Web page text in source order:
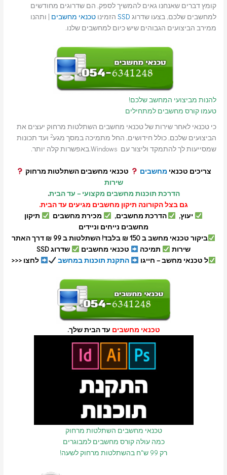
קומץ דברים שאנחנו גאים להמשיך לספק, הם שדרוגים מחודשים
למחשבים שלכם, בצעו שדרוג SSD הזמינוטכנאי מחשבים | ותהנו
ממירב הביצועים הגבוהים שיש כיום למחשבים שלנו.
להנות מביצועי המחשב שלכם!
טעמו קורס מחשבים למתחילים
כי טכנאי לאחר שירות של טכנאי מחשבים השתלטות מרחוק יעצים את
הביצועים שלכם, כולל חידושים, החל מתמיכה במסך מגע2 ועד תכונות
שמסייעות לך להתמקד וליצור עם Windows.באפשרות קלה יותר.
צריכים טכנאי מחשבים
טכנאי מחשבים השתלטות מרחוק
שירות
הדרכת תוכנות מחשבים מקצועי – עד הבית.
גם בצל הקורונה תיקון מחשבים מגיעים עד הבית.
יעוץ,
הדרכת מחשבים, מכירת מחשבים
תיקון
מחשבים נייחים וניידים
ביקור טכנאי מחשב ב 150 ₪ בלבד! השתלטות ב 99 ₪ דרך האתר
שירות
תמיכה טכנאי מחשבים
שדרוג SSD
ל טכנאי מחשב – חייגו
התקנת תוכנות במחשב לחצו <<<
טכנאי מחשבים עד הבית שלך.
טכנאי מחשבים השתלטות מרחוק
כמה עולה קורס מחשבים למבוגרים
רק 99 ש"ח בהשתלטות מרחוק לשעה!